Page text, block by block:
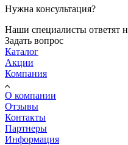
Нужна консультация?
Наши специалисты ответят
Задать вопрос
Каталог
Акции
Компания
О компании
Отзывы
Контакты
Партнеры
Информация